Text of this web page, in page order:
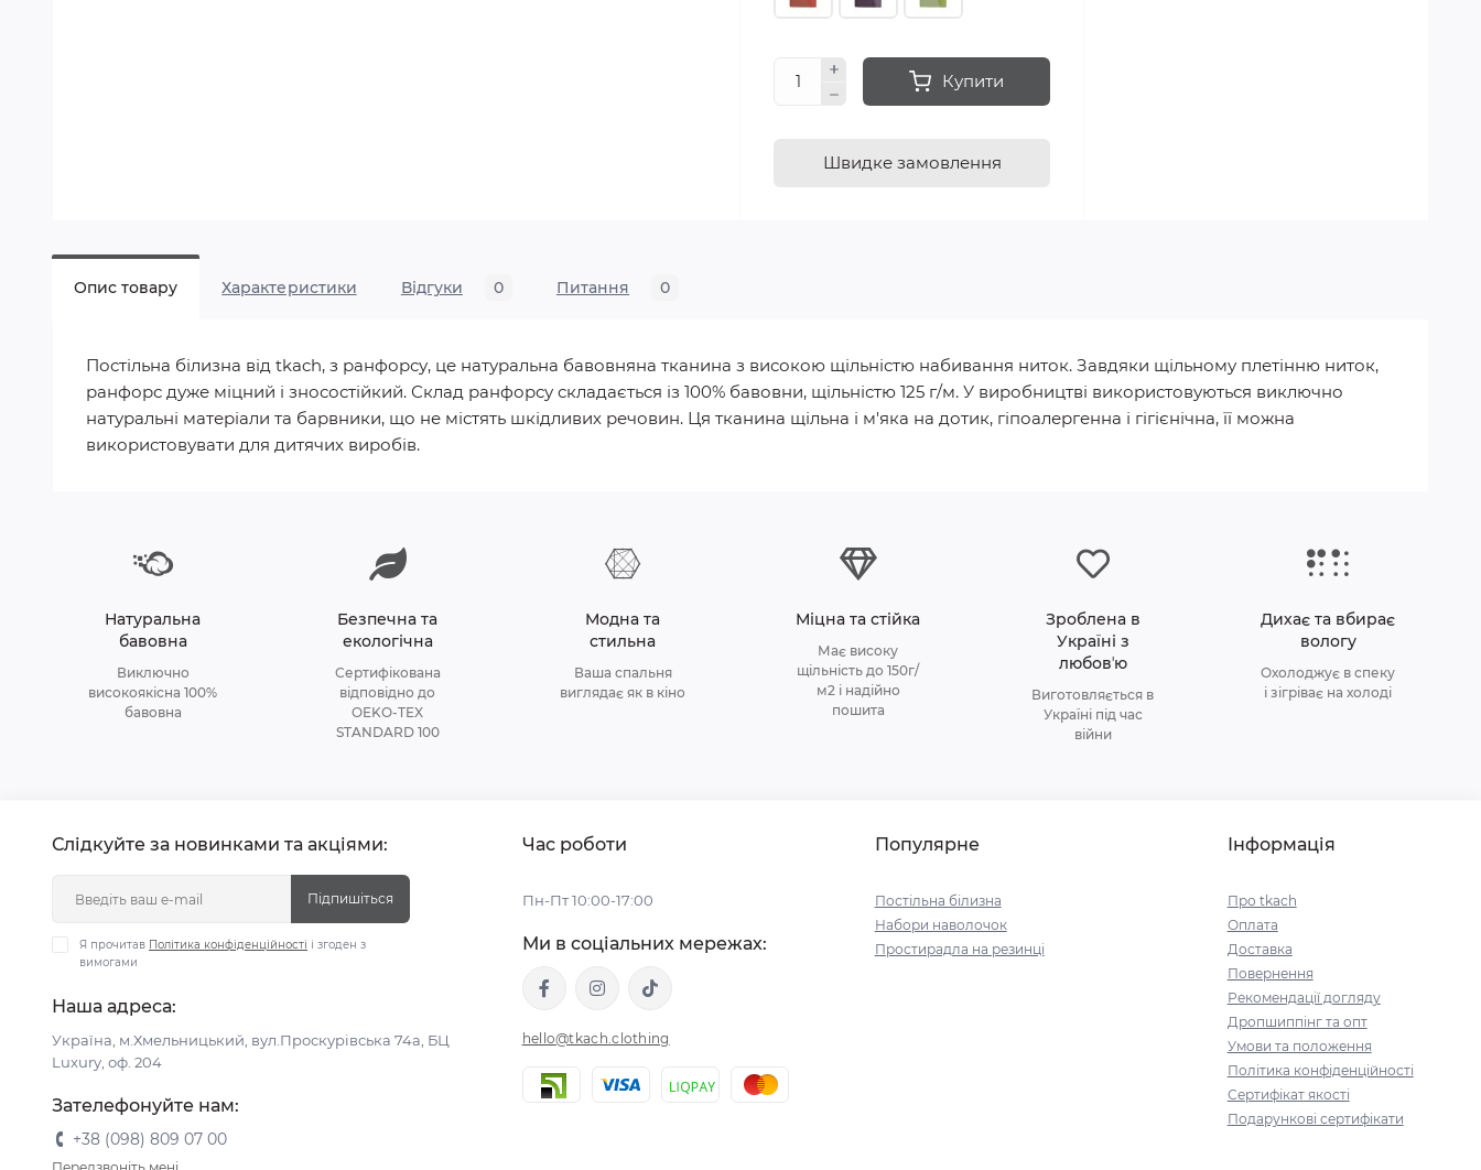
Купити
Швидке замовлення
Опис товару Характеристики Відгуки 0 Питання 0
Постільна білизна від tkach, з ранфорсу, це натуральна бавовняна тканина з високою щільністю набивання ниток. Завдяки щільному плетінню ниток,
ранфорс дуже міцний і зносостійкий. Склад ранфорсу складається із 100% бавовни, щільністю 125 г/м. У виробництві використовуються виключно
натуральні матеріали та барвники, що не містять шкідливих речовин. Ця тканина щільна і м'яка на дотик, гіпоалергенна і гігієнічна, її можна
використовувати для дитячих виробів.
Натуральна
бавовна
Виключно
високоякісна 100%
бавовна
Безпечна та
екологічна
Сертифікована
відповідно до
OEKO-TEX
STANDARD 100
Модна та
стильна
Ваша спальня
виглядає як в кіно
Міцна та стійка
Має високу
щільність до 150г/
м2 і надійно
пошита
Зроблена в
Україні з
любовʼю
Виготовляється в
Україні під час
війни
Дихає та вбирає
вологу
Охолоджує в спеку
і зігріває на холоді
Слідкуйте за новинками та акціями:
Підпишіться
Я прочитав Політика конфіденційності і згоден з
вимогами
Наша адреса:
Україна, м.Хмельницький, вул.Проскурівська 74а, БЦ
Luxury, оф. 204
Зателефонуйте нам:
+38 (098) 809 07 00
Час роботи
Пн-Пт 10:00-17:00
Ми в соціальних мережах:
hello@tkach.clothing
Популярне
Постільна білизна
Набори наволочок
Простирадла на резинці
Інформація
Про tkach
Оплата
Доставка
Повернення
Рекомендації догляду
Дропшиппінг та опт
Умови та положення
Політика конфіденційності
Сертифікат якості
Подарункові сертифікати